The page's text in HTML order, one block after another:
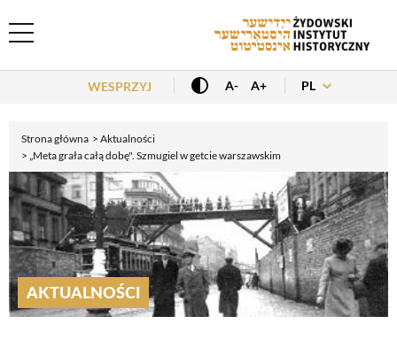
Header Menu
WESPRZYJ A- A+ PL
Strona główna
Aktualności
„Meta grała całą dobę". Szmugiel w getcie warszawskim
AKTUALNOŚCI